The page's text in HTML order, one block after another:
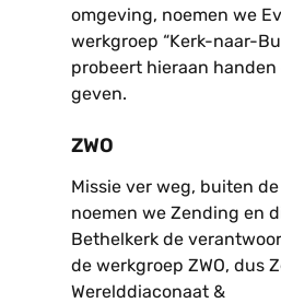
omgeving, noemen we
werkgroep “Kerk-naar-B
probeert hieraan handen
geven.
ZWO
Missie ver weg, buiten
noemen we Zending en
Bethelkerk de
de werkgroep ZWO, dus Z
Werelddiaconaat &